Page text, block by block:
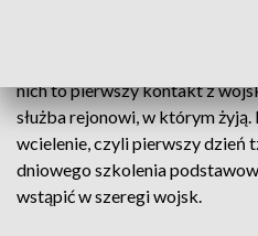
nich to pierwszy kontakt z
służba rejonowi, w którym
wcielenie, czyli pierwszy dzień
dniowego szkolenia
wstąpić w szeregi wojsk.